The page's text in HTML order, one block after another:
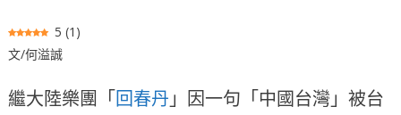
5 (1 )
文/何溢誠
繼大陸樂團「回春丹 」因一句「中國台灣」被台